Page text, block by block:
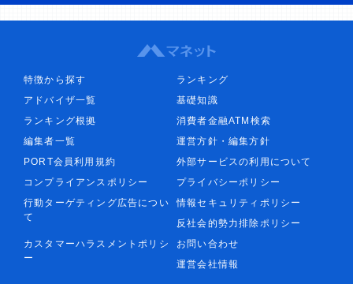
特徴から探す
ランキング
アドバイザ一覧
基礎知識
ランキング根拠
消費者金融ATM検索
編集者一覧
運営方針・編集方針
PORT会員利用規約
外部サービスの利用について
コンプライアンスポリシー
プライバシーポリシー
行動ターゲティング広告につい
て
情報セキュリティポリシー
反社会的勢力排除ポリシー
カスタマーハラスメントポリシ
ー
お問い合わせ
運営会社情報